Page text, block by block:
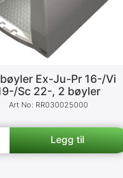
Ex-Ju-Pr 16-/Vi
Sc 22-, 2 bøyler
RR030025000